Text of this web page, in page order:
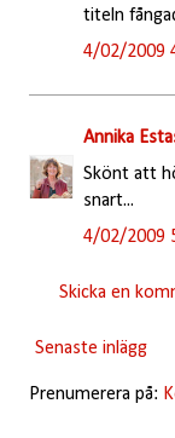
titeln
4/02/2009
Annika
Skönt att
snart...
4/02/2009
Skicka en
Senaste inlägg
Prenumerera på: